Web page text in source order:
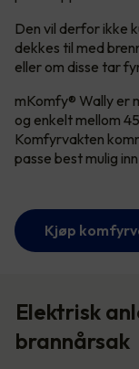
Den vil derfor ikke
dekkes til med
eller om disse tar
mKomfy® Wally er
og enkelt mellom
Komfyrvakten
passe best mulig
Kjøp
Elektrisk
brannårsak